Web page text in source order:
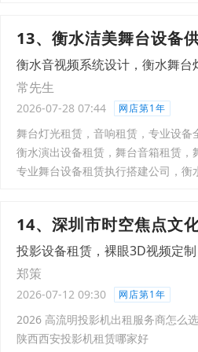
13、衡水洁美舞台设备
衡水音视频系统设计，衡水舞
常先生
2026-07-28 07:44 网店第1年
舞台灯光租赁，音响租赁，专业设备
衡水演出设备租赁，舞台音箱租赁，
专业舞台设备租赁执行搭建公司，衡
14、深圳市时空焦点文
投影设备租赁，裸眼3D视频定
郑策
2026-07-12 09:30 网店第1年
2026 高流明投影机出租服务商怎么
陕西西安投影机租赁哪家好